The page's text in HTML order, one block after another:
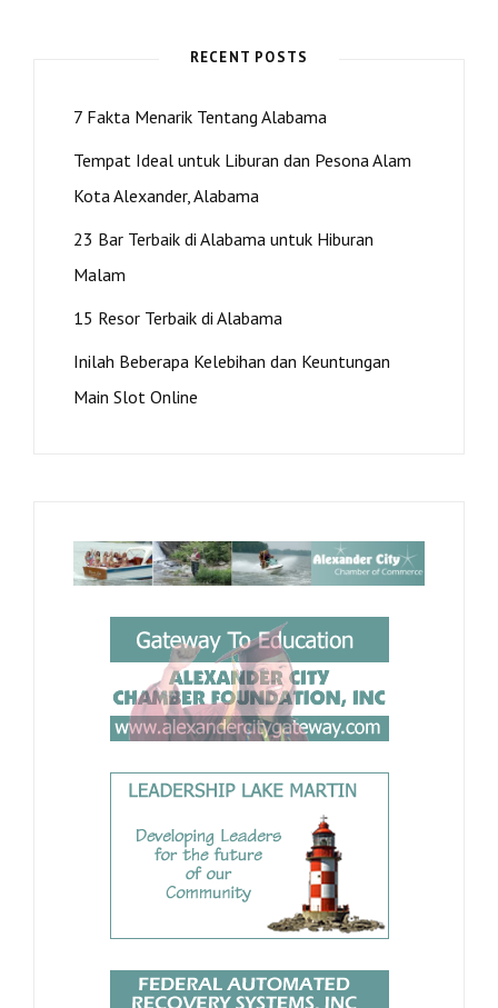
DI
RECENT POSTS
7 Fakta Menarik Tentang Alabama
Tempat Ideal untuk Liburan dan Pesona Alam
Kota Alexander, Alabama
23 Bar Terbaik di Alabama untuk Hiburan
Malam
15 Resor Terbaik di Alabama
Inilah Beberapa Kelebihan dan Keuntungan
Main Slot Online